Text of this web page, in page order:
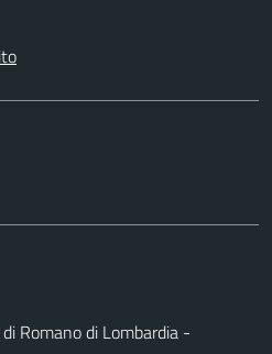
Romano di Lombardia -